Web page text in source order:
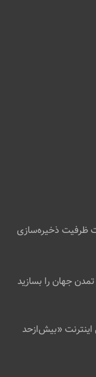
کوچک ۴ ترابایت ظرفیت ذخیره‌سازی
«بیش‌از‌حد